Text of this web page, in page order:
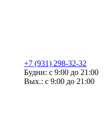
+7 (931) 298-32-32
Будни: с 9:00 до 21:00
Вых.: с 9:00 до 21:00